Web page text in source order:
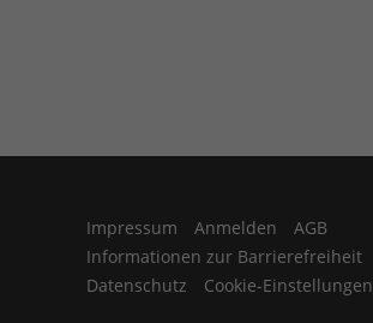
Impressum Anmelden
AGB
Informationen zur Barrierefreiheit
Datenschutz
Cookie-Einstellungen